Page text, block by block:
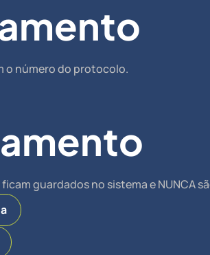
o número do protocolo.
guardados no sistema e NUNCA